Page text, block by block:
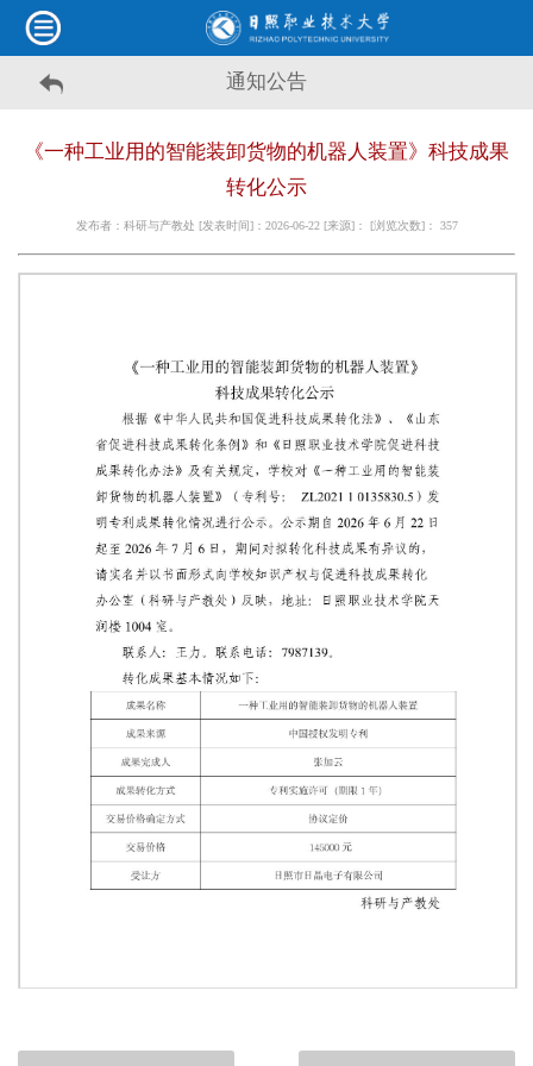
通知公告
《一种工业用的智能装卸货物的机器人装置》科技成果
转化公示
发布者：科研与产教处 [发表时间]：2026-06-22 [来源]： [浏览次数]： 357